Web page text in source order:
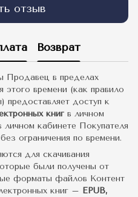
отзыв
Возврат
Продавец в пределах
времени (как правило
предоставляет доступ к
книг в личном
личном кабинете Покупателя
ограничения по времени.
для скачивания
были получены от
форматы файлов Контент
книг – EPUB,